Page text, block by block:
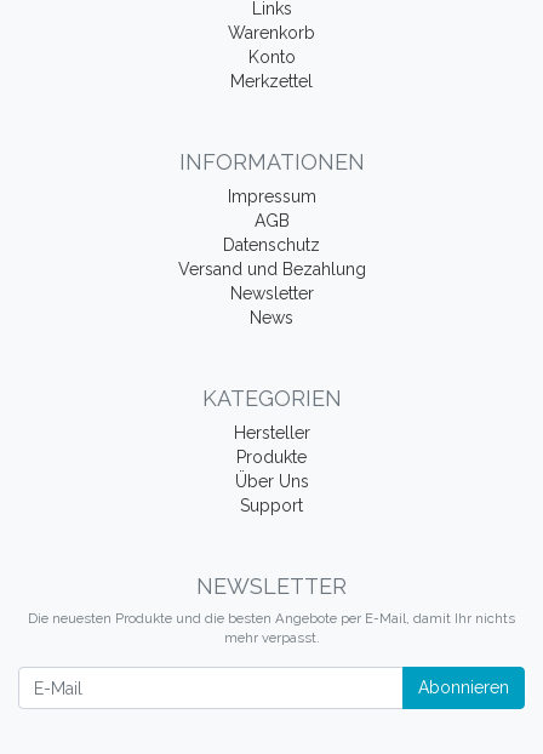
Links
Warenkorb
Konto
Merkzettel
INFORMATIONEN
Impressum
AGB
Datenschutz
Versand und Bezahlung
Newsletter
News
KATEGORIEN
Hersteller
Produkte
Über Uns
Support
NEWSLETTER
Die neuesten Produkte und die besten Angebote per E-Mail, damit Ihr nichts
mehr verpasst.
Abonnieren